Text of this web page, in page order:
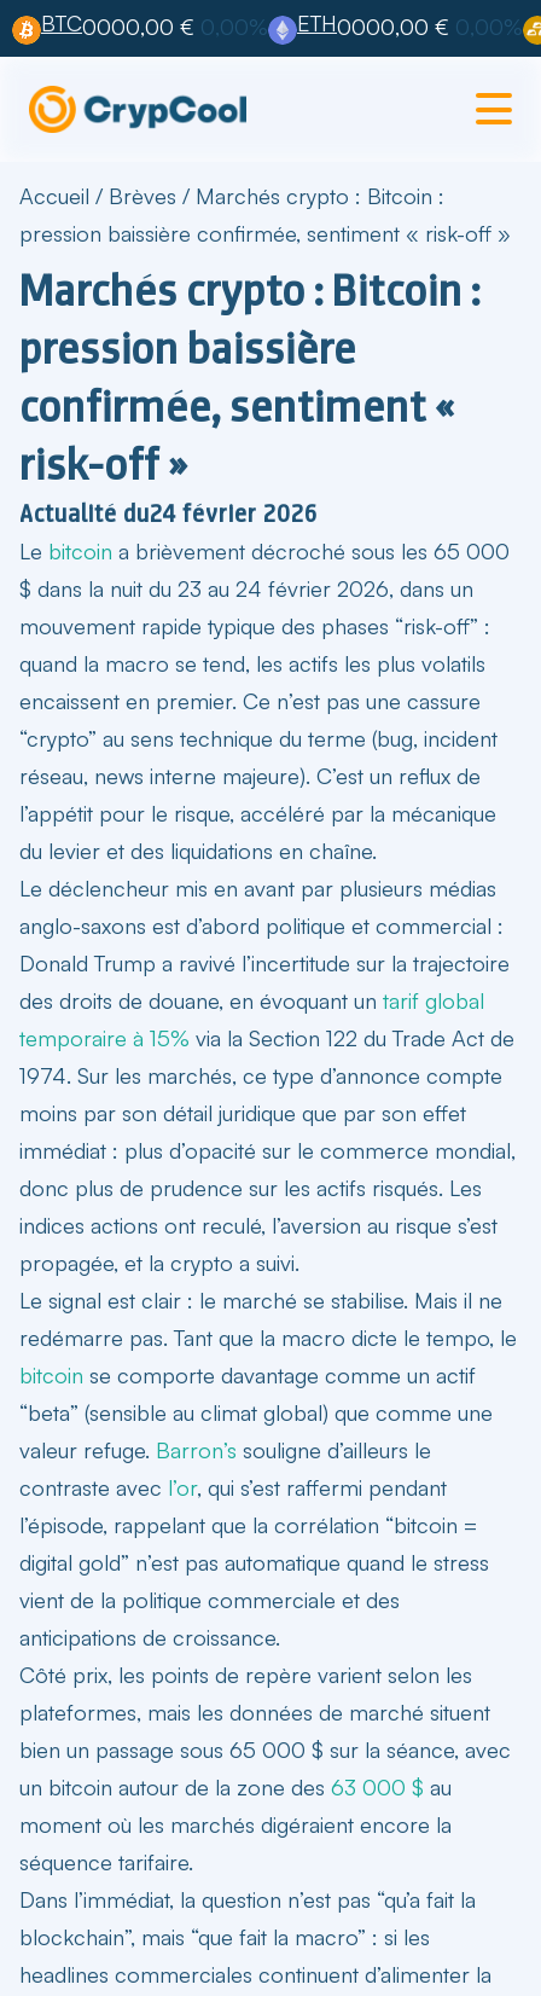
BTC0000,00 € 0,00% ETH0000,00 € 0,00%
Accueil / Brèves / Marchés crypto : Bitcoin :
pression baissière confirmée, sentiment « risk-off »
Marchés crypto : Bitcoin :
pression baissière
confirmée, sentiment «
risk-off »
Actualité du24 février 2026
Le bitcoin a brièvement décroché sous les 65 000
$ dans la nuit du 23 au 24 février 2026, dans un
mouvement rapide typique des phases “risk-off” :
quand la macro se tend, les actifs les plus volatils
encaissent en premier. Ce n’est pas une cassure
“crypto” au sens technique du terme (bug, incident
réseau, news interne majeure). C’est un reflux de
l’appétit pour le risque, accéléré par la mécanique
du levier et des liquidations en chaîne.
Le déclencheur mis en avant par plusieurs médias
anglo-saxons est d’abord politique et commercial :
Donald Trump a ravivé l’incertitude sur la trajectoire
des droits de douane, en évoquant un tarif global
temporaire à 15% via la Section 122 du Trade Act de
1974. Sur les marchés, ce type d’annonce compte
moins par son détail juridique que par son effet
immédiat : plus d’opacité sur le commerce mondial,
donc plus de prudence sur les actifs risqués. Les
indices actions ont reculé, l’aversion au risque s’est
propagée, et la crypto a suivi.
Le signal est clair : le marché se stabilise. Mais il ne
redémarre pas. Tant que la macro dicte le tempo, le
bitcoin se comporte davantage comme un actif
“beta” (sensible au climat global) que comme une
valeur refuge. Barron’s souligne d’ailleurs le
contraste avec l’or, qui s’est raffermi pendant
l’épisode, rappelant que la corrélation “bitcoin =
digital gold” n’est pas automatique quand le stress
vient de la politique commerciale et des
anticipations de croissance.
Côté prix, les points de repère varient selon les
plateformes, mais les données de marché situent
bien un passage sous 65 000 $ sur la séance, avec
un bitcoin autour de la zone des 63 000 $ au
moment où les marchés digéraient encore la
séquence tarifaire.
Dans l’immédiat, la question n’est pas “qu’a fait la
blockchain”, mais “que fait la macro” : si les
headlines commerciales continuent d’alimenter la